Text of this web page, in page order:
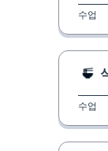
수업
수업